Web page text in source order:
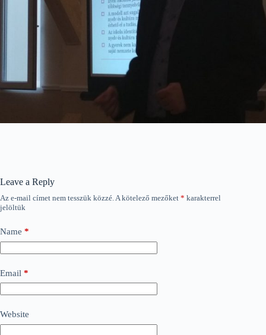
Leave a Reply
Az e-mail címet nem tesszük közzé.A kötelező mezőket * karakterrel
jelöltük
Name *
Email *
Website